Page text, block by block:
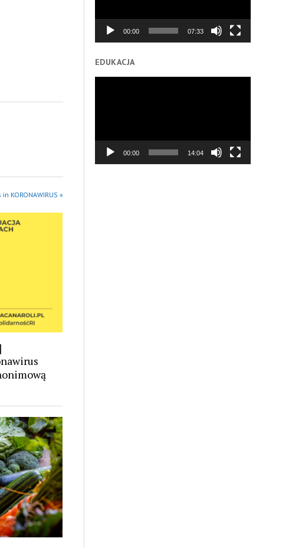
KORONAWIRUS »
00:00 07:33
EDUKACJA
00:00 14:04